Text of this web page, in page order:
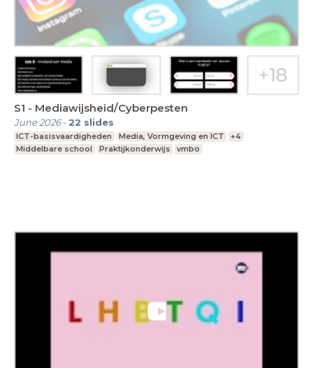
S1 - Mediawijsheid/Cyberpesten
June 2026- 22 slides
ICT-basisvaardigheden Media, Vormgeving en ICT
+4
Middelbare school
Praktijkonderwijs vmbo